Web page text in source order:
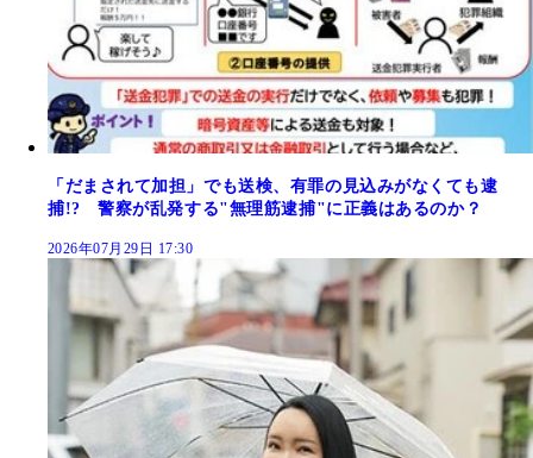
「だまされて加担」でも送検、有罪の見込みがなくても逮
捕!? 警察が乱発する"無理筋逮捕"に正義はあるのか？
2026年07月29日 17:30